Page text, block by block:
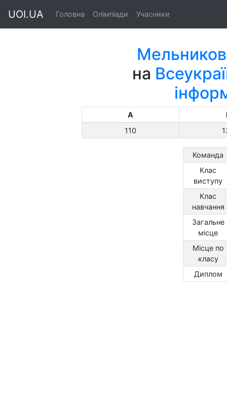
UOI.UA Головна Олімпіади Учасники
на
A
110
Команда
Клас
виступу
Клас
навчання
Загальне
місце
Місце по
класу
Диплом